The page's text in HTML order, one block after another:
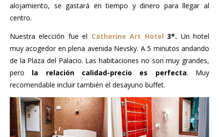
alojamiento, se gastará en tiempo y dinero para llegar al
centro.
Nuestra elección fue el Catherine Art Hotel 3*. Un hotel
muy acogedor en plena avenida Nevsky. A 5 minutos andando
de la Plaza del Palacio. Las habitaciones no son muy grandes,
pero la relación calidad-precio es perfecta. Muy
recomendable incluir también el desayuno buffet.